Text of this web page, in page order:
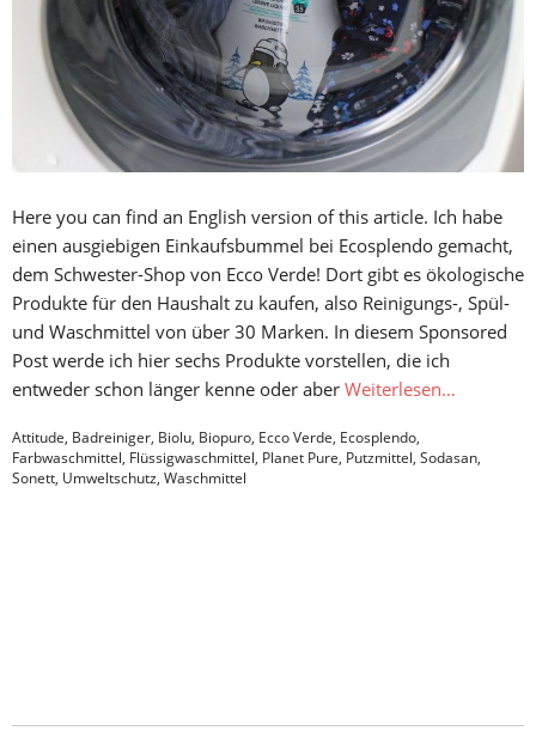
Here you can find an English version of this article. Ich habe
einen ausgiebigen Einkaufsbummel bei Ecosplendo gemacht,
dem Schwester-Shop von Ecco Verde! Dort gibt es ökologische
Produkte für den Haushalt zu kaufen, also Reinigungs-, Spül-
und Waschmittel von über 30 Marken. In diesem Sponsored
Post werde ich hier sechs Produkte vorstellen, die ich
entweder schon länger kenne oder aber Weiterlesen…
Attitude, Badreiniger, Biolu, Biopuro, Ecco Verde, Ecosplendo,
Farbwaschmittel, Flüssigwaschmittel, Planet Pure, Putzmittel, Sodasan,
Sonett, Umweltschutz, Waschmittel